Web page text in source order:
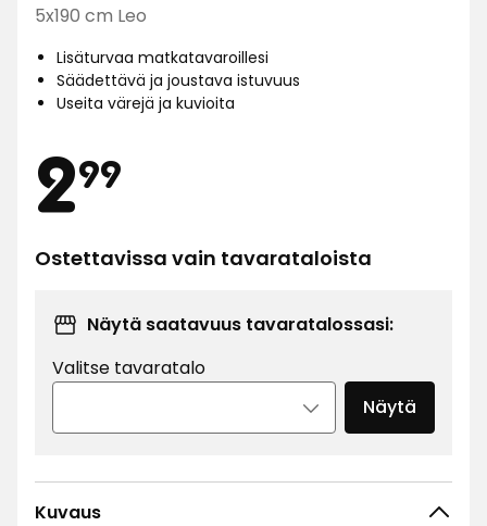
5x190 cm Leo
Lisäturvaa matkatavaroillesi
Säädettävä ja joustava istuvuus
Useita värejä ja kuvioita
Hinta
299
€
Ostettavissa vain tavarataloista
Näytä saatavuus tavaratalossasi:
Valitse tavaratalo
Näytä
Kuvaus